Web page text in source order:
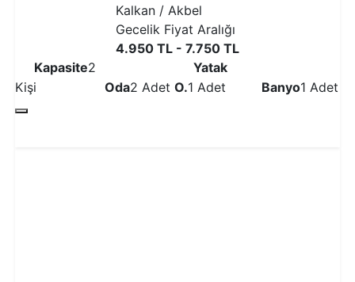
Kalkan / Akbel
Gecelik Fiyat Aralığı
4.950 TL - 7.750 TL
Kapasite2
Kişi
Oda2 Adet
Yatak
O.1 Adet Banyo1 Adet